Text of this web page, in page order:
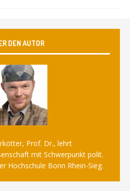
DEN AUTOR
Prof. Dr., lehrt
mit Schwerpunkt polit.
Hochschule Bonn Rhein-Sieg.